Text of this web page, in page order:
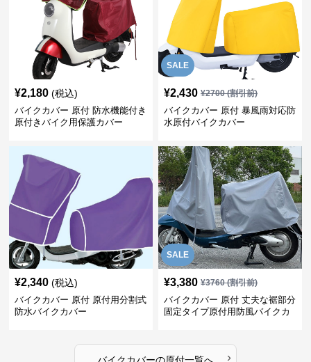
¥2,180 (税込)
バイクカバー 原付 防水機能付き
原付きバイク用保護カバー
SALE
¥2,430 ¥2700(割引前)
バイクカバー 原付 暴風雨対応防
水原付バイクカバー
¥2,340 (税込)
バイクカバー 原付 原付用分割式
防水バイクカバー
SALE
¥3,380 ¥3760(割引前)
バイクカバー 原付 丈夫な裾部分
固定タイプ原付用防風バイクカ
›